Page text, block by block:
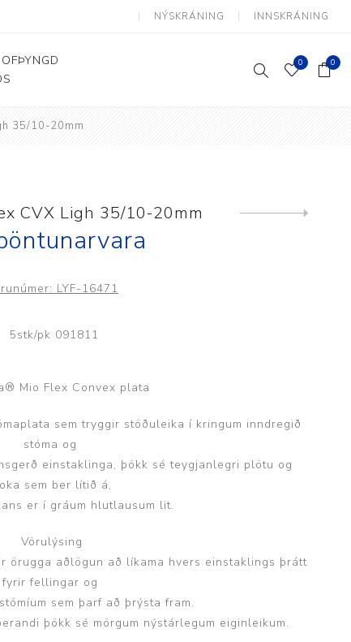
NÝSKRÁNING INNSKRÁNING
Þjálfun og endurhæfing Hjálpartæki
Smáhjálpartæki
Vinnuborð og sérhæfðir
Heilbrigðisstofnanir
Innréttingar, vagnar og
borð
Rekstrarvörur
Skoðunar- og
meðferðarbekkir
Smátæki
Þrýstingsvafningar
OFÞYNGD
0 0
35/10-20mm
CVX Ligh 35/10-20mm
LYF-16471
5stk/pk 091811
Mio Flex Convex plata
sem tryggir stöðuleika í kringum inndregið
stóma og
einstaklinga, þökk sé teygjanlegri plötu og
sem ber lítið á,
er í gráum hlutlausum lit.
Vörulýsing
örugga aðlögun að líkama hvers einstaklings þrátt
fyrir fellingar og
sem þarf að þrýsta fram.
þökk sé mörgum nýstárlegum eiginleikum.